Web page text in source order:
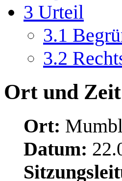
3 Urteil
3.1
3.2
Ort und Zeit
Ort:
Datum: